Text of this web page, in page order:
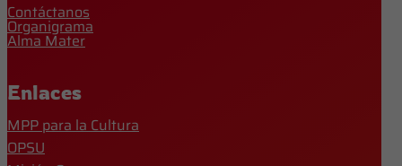
Contáctanos
Organigrama
Alma Mater
Enlaces
MPP para la Cultura
OPSU